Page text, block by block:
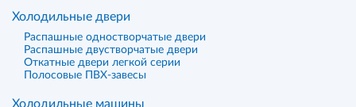
Холодильные двери
Распашные одностворчатые двери
Распашные двустворчатые двери
Откатные двери легкой серии
Полосовые ПВХ-завесы
Холодильные машины